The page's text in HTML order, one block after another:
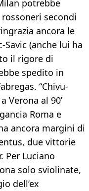
potrebbe
secondi
ancora le
(anche lui ha
il rigore di
spedito in
“Chivu-
Verona al 90’
Roma e
ancora margini di
due vittorie
Per Luciano
solo sviolinate,
dell’ex